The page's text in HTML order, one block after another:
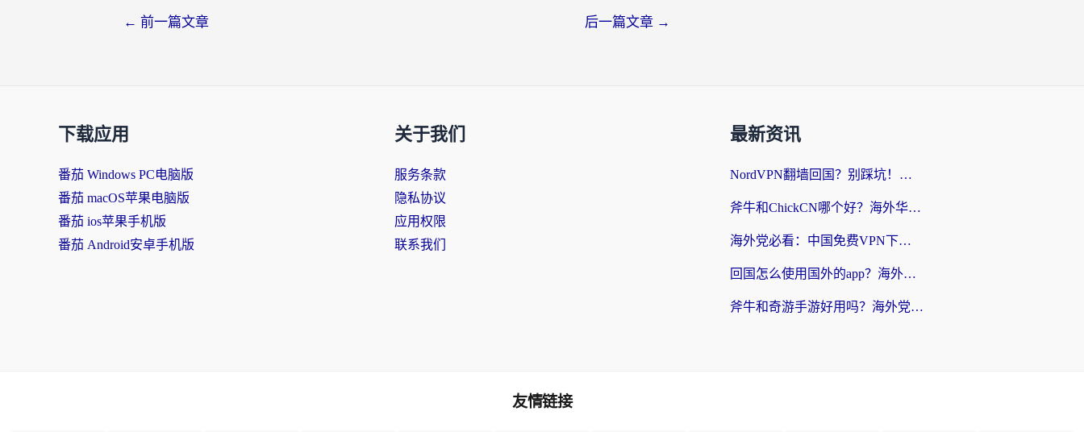
← 前一篇文章 后一篇文章 →
下载应用
番茄 Windows PC电脑版
番茄 macOS苹果电脑版
番茄 ios苹果手机版
番茄 Android安卓手机版
关于我们
服务条款
隐私协议
应用权限
联系我们
最新资讯
NordVPN翻墙回国？别踩坑！海外党无缝访问国内资源的真实指南
斧牛和ChickCN哪个好？海外华人亲测3款回国加速器+免费试用攻略
海外党必看：中国免费VPN下载避坑指南 + 无缝访问国内资源的终极方案
回国怎么使用国外的app？海外党必看的无缝访问国内资源全攻略
斧牛和奇游手游好用吗？海外党亲测3款回国加速器，选对才能无缝刷国内资源
友情链接